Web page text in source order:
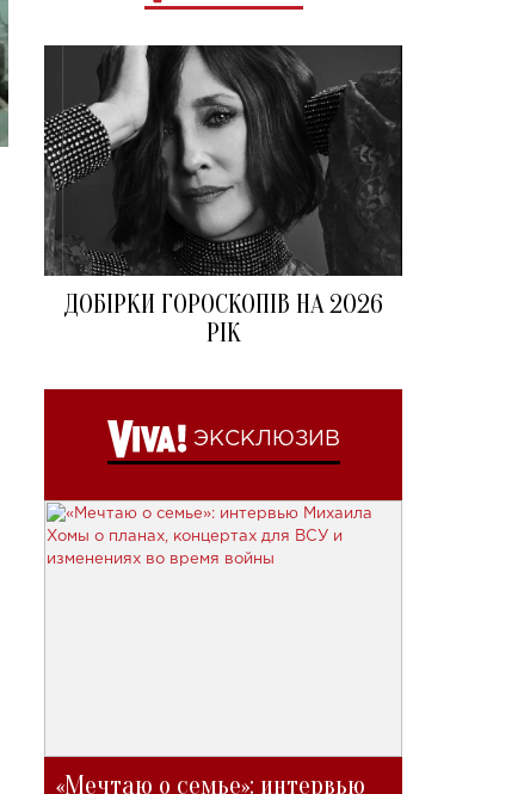
ДОБІРКИ ГОРОСКОПІВ НА 2026
РІК
ЭКСКЛЮЗИВ
«Мечтаю о семье»: интервью